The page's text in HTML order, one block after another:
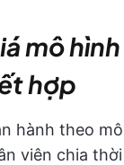
mô
hợp
hành theo
viên chia